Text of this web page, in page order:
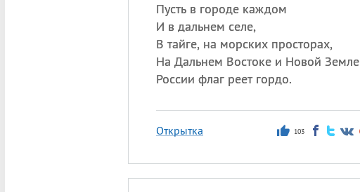
Пусть в городе каждом
И в дальнем селе,
В тайге, на морских просторах,
На Дальнем Востоке и Новой Земле
России флаг реет гордо.
Открытка 103